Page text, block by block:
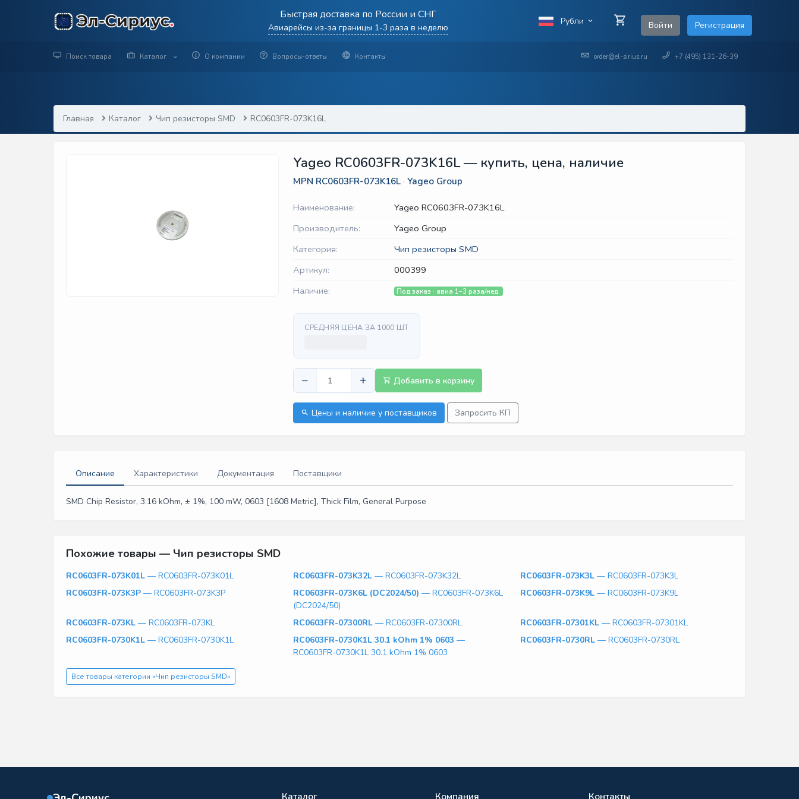
Быстрая доставка по России и СНГ
Авиарейсы из-за границы 1-3 раза в неделю
Рубли Войти Регистрация
Поиск товара Каталог О компании Вопросы-ответы Контакты order@el-sirius.ru +7 (495) 131-26-39
Главная Каталог Чип резисторы SMD RC0603FR-073K16L
Yageo RC0603FR-073K16L — купить, цена, наличие
MPN RC0603FR-073K16L · Yageo Group
Наименование:
Yageo RC0603FR-073K16L
Производитель:
Yageo Group
Категория:
Чип резисторы SMD
Артикул:
000399
Наличие:
Под заказ · авиа 1–3 раза/нед.
СРЕДНЯЯ ЦЕНА ЗА 1000 ШТ
− + Добавить в корзину
Цены и наличие у поставщиков Запросить КП
Описание Характеристики Документация Поставщики
SMD Chip Resistor, 3.16 kOhm, ± 1%, 100 mW, 0603 [1608 Metric], Thick Film, General Purpose
Похожие товары — Чип резисторы SMD
RC0603FR-073K01L — RC0603FR-073K01L RC0603FR-073K32L — RC0603FR-073K32L RC0603FR-073K3L — RC0603FR-073K3L
RC0603FR-073K3P — RC0603FR-073K3P RC0603FR-073K6L (DC2024/50) — RC0603FR-073K6L
(DC2024/50)
RC0603FR-073K9L — RC0603FR-073K9L
RC0603FR-073KL — RC0603FR-073KL RC0603FR-07300RL — RC0603FR-07300RL RC0603FR-07301KL — RC0603FR-07301KL
RC0603FR-0730K1L — RC0603FR-0730K1L RC0603FR-0730K1L 30.1 kOhm 1% 0603 —
RC0603FR-0730K1L 30.1 kOhm 1% 0603
RC0603FR-0730RL — RC0603FR-0730RL
Все товары категории «Чип резисторы SMD»
Каталог Компания Контакты